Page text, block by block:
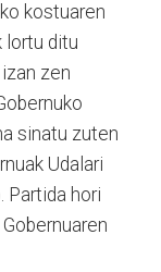
kostuaren
lortu ditu
zen
si­natu zuten
Udalari
Partida hori